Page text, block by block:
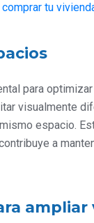
tu
para
visualmente
espacio.
a
ampliar